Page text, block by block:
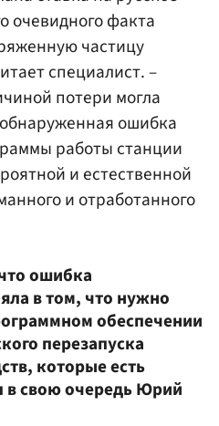
очевидного факта
частицу
специалист. –
потери могла
ошибка
работы станции
и естественной
и отработанного
ошибка
в том, что нужно
обеспечении
перезапуска
которые есть
в свою очередь Юрий